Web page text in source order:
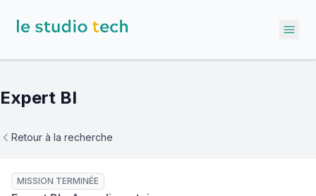
Expert BI
Retour à la recherche
MISSION TERMINÉE